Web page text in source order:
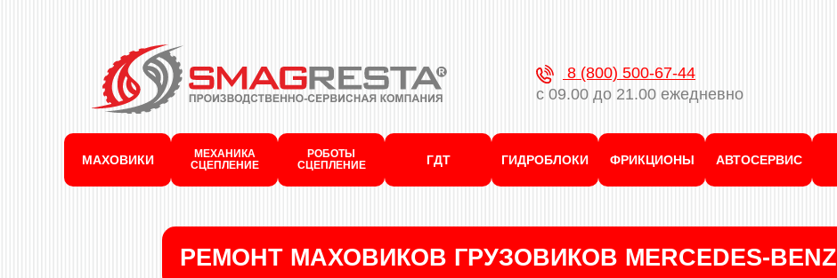
8 (800) 500-67-44
с 09.00 до 21.00 ежедневно
МАХОВИКИ
МЕХАНИКА
СЦЕПЛЕНИЕ
РОБОТЫ
СЦЕПЛЕНИЕ
ГДТ ГИДРОБЛОКИ ФРИКЦИОНЫ АВТОСЕРВИС
РЕМОНТ МАХОВИКОВ ГРУЗОВИКОВ MERCEDES-BENZ